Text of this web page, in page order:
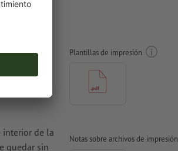
interior de la
quedar sin
Plantillas de impresión
Notas sobre archivos de impresión